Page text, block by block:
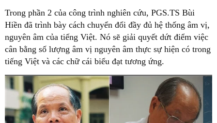
Trong phần 2 của công trình nghiên cứu, PGS.TS Bùi
Hiền đã trình bày cách chuyển đổi đầy đủ hệ thống âm vị,
nguyên âm của tiếng Việt. Nó sẽ giải quyết dứt điểm việc
cân bằng số lượng âm vị nguyên âm thực sự hiện có trong
tiếng Việt và các chữ cái biểu đạt tương ứng.